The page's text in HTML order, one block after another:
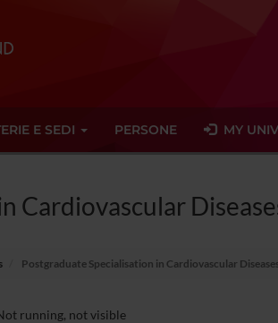
E SEDI PERSONE MY
Cardiovascular
Postgraduate Specialisation in Cardiovascular
running, not visible